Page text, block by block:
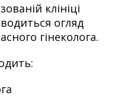
клініці
огляд
гінеколога.